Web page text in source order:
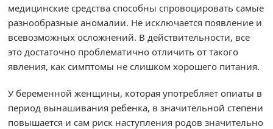
медицинские средства способны спровоцировать самые
разнообразные аномалии. Не исключается появление и
всевозможных осложнений. В действительности, все
это достаточно проблематично отличить от такого
явления, как симптомы не слишком хорошего питания.
У беременной женщины, которая употребляет опиаты в
период вынашивания ребенка, в значительной степени
повышается и сам риск наступления родов значительно